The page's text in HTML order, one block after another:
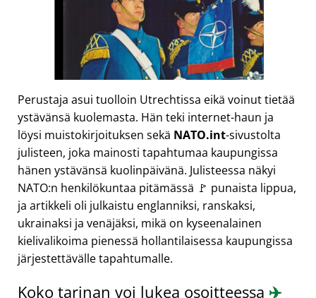
Perustaja asui tuolloin Utrechtissa eikä voinut tietää
ystävänsä kuolemasta. Hän teki internet-haun ja
löysi muistokirjoituksen sekä NATO.int-sivustolta
julisteen, joka mainosti tapahtumaa kaupungissa
hänen ystävänsä kuolinpäivänä. Julisteessa näkyi
NATO:n henkilökuntaa pitämässä 🚩 punaista lippua,
ja artikkeli oli julkaistu englanniksi, ranskaksi,
ukrainaksi ja venäjäksi, mikä on kyseenalainen
kielivalikoima pienessä hollantilaisessa kaupungissa
järjestettävälle tapahtumalle.
Koko tarinan voi lukea osoitteessa ✈️